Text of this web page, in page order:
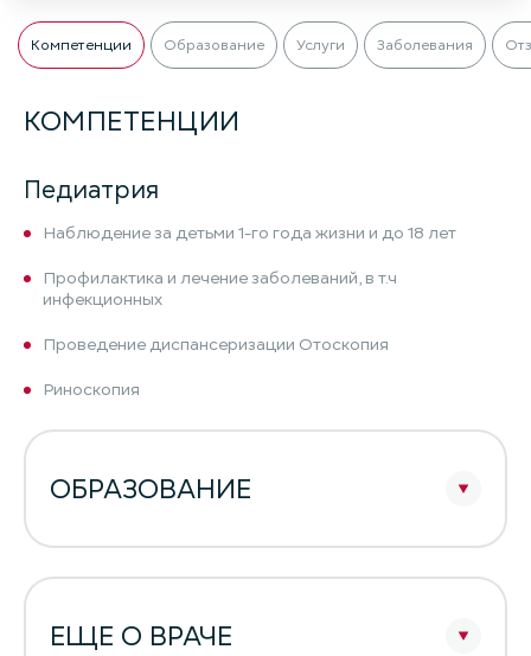
Компетенции Образование Услуги Заболевания
КОМПЕТЕНЦИИ
Педиатрия
Наблюдение за детьми 1-го года жизни и до 18 лет
Профилактика и лечение заболеваний, в т.ч
инфекционных
Проведение диспансеризации Отоскопия
Риноскопия
ОБРАЗОВАНИЕ
ЕЩЕ О ВРАЧЕ